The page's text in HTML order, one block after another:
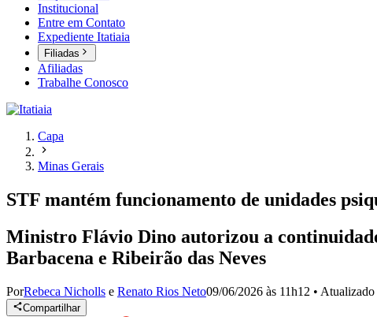
Institucional
Entre em Contato
Expediente Itatiaia
Filiadas
Afiliadas
Trabalhe Conosco
Capa
Minas Gerais
STF mantém funcionamento de unidades
Ministro Flávio Dino autorizou a
Barbacena e Ribeirão das Neves
PorRebeca Nicholls e Renato Rios Neto09/06/2026 às 11h12 • Atualizado
Compartilhar